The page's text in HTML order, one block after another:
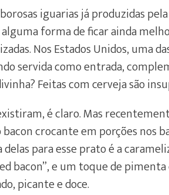
iguarias já produzidas
forma de ficar ainda
Nos Estados Unidos, uma
servida como entrada,
Feitas com cerveja são
é claro. Mas
crocante em porções nos
para esse prato é a
bacon”, e um toque de
picante e doce.